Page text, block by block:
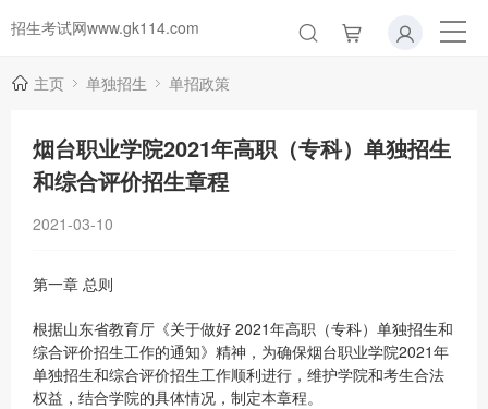
招生考试网www.gk114.com
主页 单独招生 单招政策
烟台职业学院2021年高职（专科）单独招生
和综合评价招生章程
2021-03-10
第一章 总则
根据山东省教育厅《关于做好 2021年高职（专科）单独招生和
综合评价招生工作的通知》精神，为确保烟台职业学院2021年
单独招生和综合评价招生工作顺利进行，维护学院和考生合法
权益，结合学院的具体情况，制定本章程。